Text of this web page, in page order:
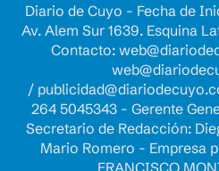
Diario de Cuyo - Fecha de
Av. Alem Sur 1639. Esquina
Contacto:
/
264 5045343 - Gerente
Secretario de Redacción:
Mario Romero - Empresa
FRANCISCO